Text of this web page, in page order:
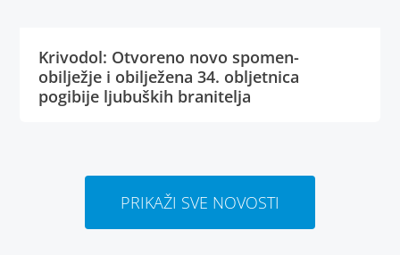
Krivodol: Otvoreno novo spomen-
obilježje i obilježena 34. obljetnica
pogibije ljubuških branitelja
PRIKAŽI SVE NOVOSTI